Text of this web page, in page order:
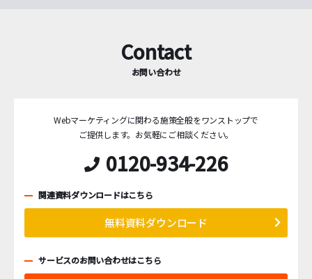
Contact
お問い合わせ
Webマーケティングに関わる施策全般をワンストップで
ご提供します。 お気軽にご相談ください。
0120-934-226
関連資料ダウンロードはこちら
無料資料ダウンロード
サービスのお問い合わせはこちら